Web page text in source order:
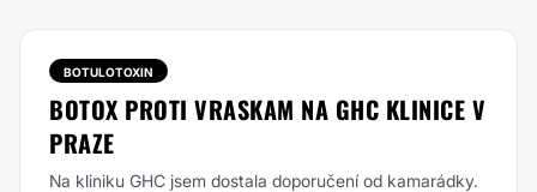
BOTULOTOXIN
BOTOX PROTI VRASKAM NA GHC KLINICE V
PRAZE
Na kliniku GHC jsem dostala doporučení od kamarádky.